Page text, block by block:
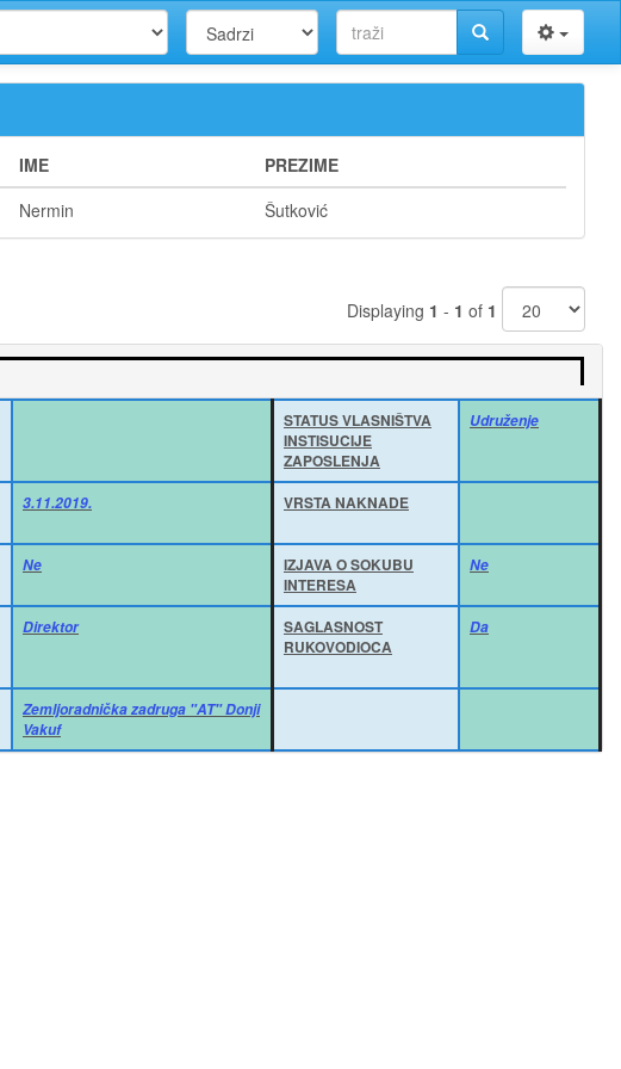
IME
PREZIME
Nermin Šutković
Displaying 1 - 1 of 1
STATUS VLASNIŠTVA
INSTISUCIJE
ZAPOSLENJA
Udruženje
3.11.2019. VRSTA NAKNADE
Ne
IZJAVA O SOKUBU
INTERESA
Ne
Direktor
SAGLASNOST
RUKOVODIOCA
Da
Zemljoradnička zadruga "AT" Donji
Vakuf